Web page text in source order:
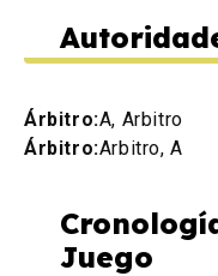
Árbitro:A, Arbitro
Árbitro:Arbitro, A
Juego